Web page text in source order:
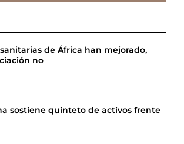
de África han mejorado,
no
sostiene quinteto de activos frente